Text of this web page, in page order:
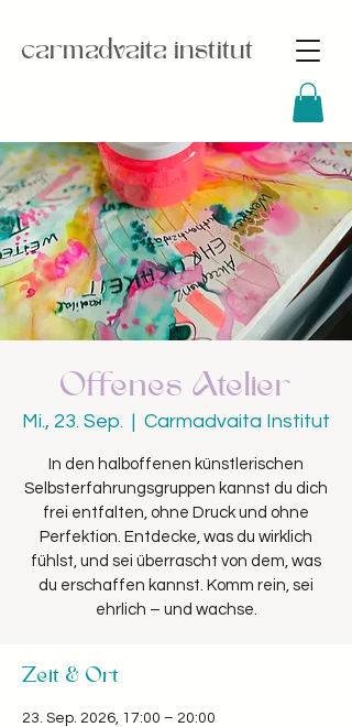
carmadvaita institut
Offenes Atelier
Mi., 23. Sep.
  |
Carmadvaita Institut
In den halboffenen künstlerischen
Selbsterfahrungsgruppen kannst du dich
frei entfalten, ohne Druck und ohne
Perfektion. Entdecke, was du wirklich
fühlst, und sei überrascht von dem, was
du erschaffen kannst. Komm rein, sei
Zeit & Ort
23. Sep. 2026, 17:00 – 20:00